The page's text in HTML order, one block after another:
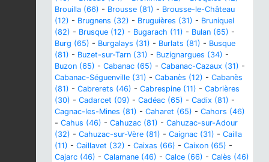
Brouilla (66) - Brousse (81) - Brousse-le-Château
(12) - Brugnens (32) - Bruguières (31) - Bruniquel
(82) - Brusque (12) - Bugarach (11) - Bulan (65) -
Burg (65) - Burgalays (31) - Burlats (81) - Busque
(81) - Buzet-sur-Tarn (31) - Buzignargues (34) -
Buzon (65) - Cabanac (65) - Cabanac-Cazaux (31) -
Cabanac-Séguenville (31) - Cabanès (12) - Cabanès
(81) - Cabrerets (46) - Cabrespine (11) - Cabrières
(30) - Cadarcet (09) - Cadéac (65) - Cadix (81) -
Cagnac-les-Mines (81) - Caharet (65) - Cahors (46)
- Cahus (46) - Cahuzac (81) - Cahuzac-sur-Adour
(32) - Cahuzac-sur-Vère (81) - Caignac (31) - Cailla
(11) - Caillavet (32) - Caixas (66) - Caixon (65) -
Cajarc (46) - Calamane (46) - Calce (66) - Calès (46)